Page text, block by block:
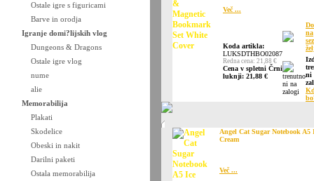
Ostale igre s figuricami
Barve in orodja
Igranje domi?lijskih vlog
Dungeons & Dragons
Ostale igre vlog
nume
alie
Memorabilija
Plakati
Skodelice
Obeski in nakit
Darilni paketi
Ostala memorabilija
Več ...
Koda artikla:
LUKSDTHBO02087
Redna cena: 21,88 €
Cena v spletni Črni
luknji: 21,88 €
na
ni
Angel Cat Sugar Notebook A5
Cream
Več ...